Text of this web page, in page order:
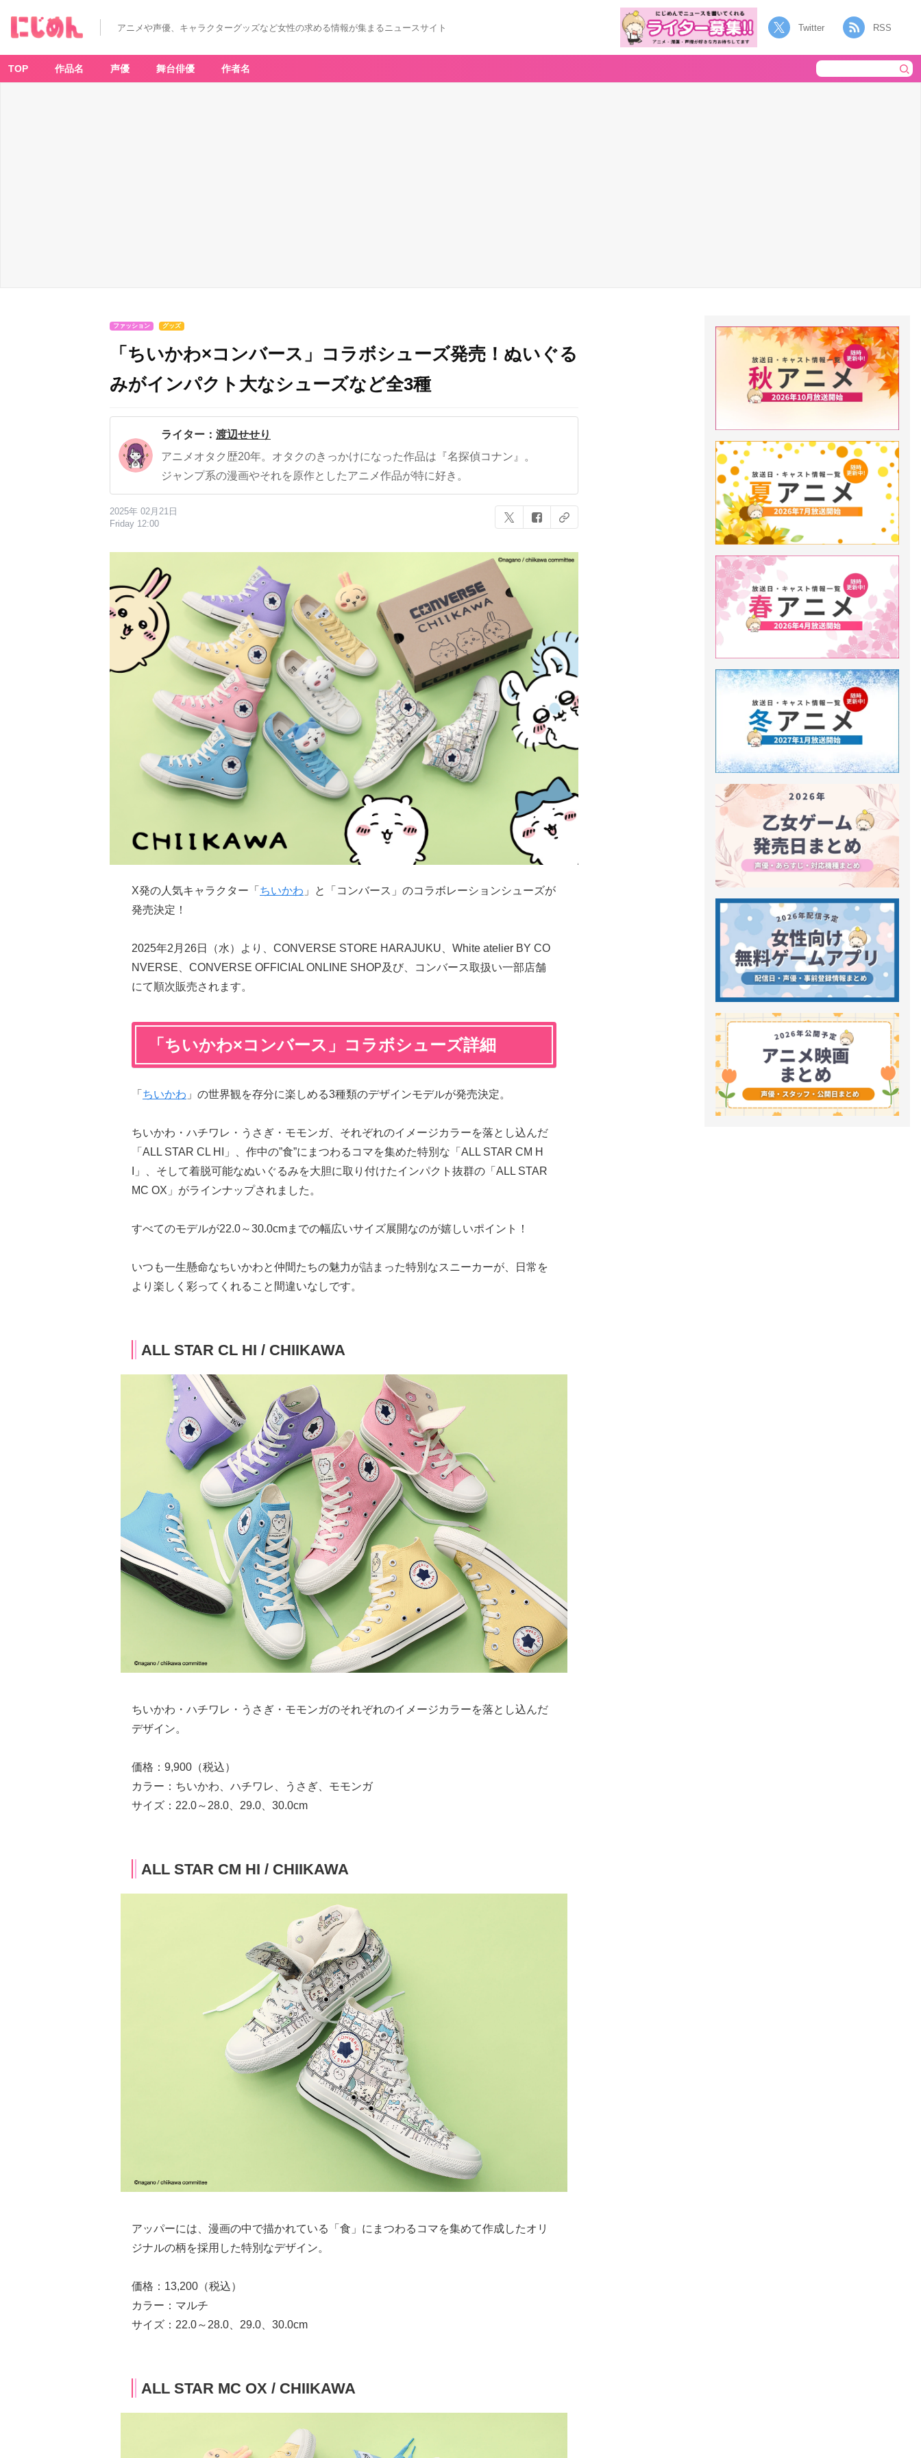
アニメや声優、キャラクターグッズなど女性の求める情報が集まるニュースサイト Twitter RSS
TOP 作品名 声優 舞台俳優 作者名
ファッション グッズ
「ちいかわ×コンバース」コラボシューズ発売！ぬいぐる
みがインパクト大なシューズなど全3種
ライター： 渡辺せせり
アニメオタク歴20年。オタクのきっかけになった作品は『名探偵コナン』。
ジャンプ系の漫画やそれを原作としたアニメ作品が特に好き。
2025年 02月21日
Friday 12:00
X発の人気キャラクター「 ちいかわ 」と「コンバース」のコラボレーションシューズが
発売決定！
2025年2月26日（水）より、CONVERSE STORE HARAJUKU、White atelier BY CO
NVERSE、CONVERSE OFFICIAL ONLINE SHOP及び、コンバース取扱い一部店舗
にて順次販売されます。
「ちいかわ×コンバース」コラボシューズ詳細
「 ちいかわ 」の世界観を存分に楽しめる3種類のデザインモデルが発売決定。
ちいかわ・ハチワレ・うさぎ・モモンガ、それぞれのイメージカラーを落とし込んだ
「ALL STAR CL HI」、作中の”食”にまつわるコマを集めた特別な「ALL STAR CM H
I」、そして着脱可能なぬいぐるみを大胆に取り付けたインパクト抜群の「ALL STAR
MC OX」がラインナップされました。
すべてのモデルが22.0～30.0cmまでの幅広いサイズ展開なのが嬉しいポイント！
いつも一生懸命なちいかわと仲間たちの魅力が詰まった特別なスニーカーが、日常を
より楽しく彩ってくれること間違いなしです。
ALL STAR CL HI / CHIIKAWA
ちいかわ・ハチワレ・うさぎ・モモンガのそれぞれのイメージカラーを落とし込んだ
デザイン。
価格：9,900（税込）
カラー：ちいかわ、ハチワレ、うさぎ、モモンガ
サイズ：22.0～28.0、29.0、30.0cm
ALL STAR CM HI / CHIIKAWA
アッパーには、漫画の中で描かれている「食」にまつわるコマを集めて作成したオリ
ジナルの柄を採用した特別なデザイン。
価格：13,200（税込）
カラー：マルチ
サイズ：22.0～28.0、29.0、30.0cm
ALL STAR MC OX / CHIIKAWA